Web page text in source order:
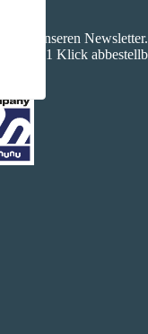
unseren
mit 1 Klick